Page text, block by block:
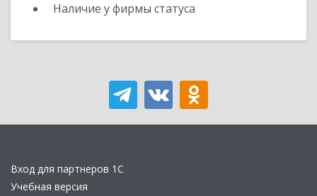
Наличие у фирмы статуса
Вход для партнеров 1С
Учебная версия